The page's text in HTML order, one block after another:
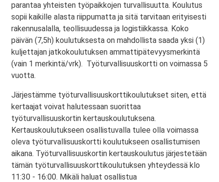
parantaa yhteisten työpaikkojen turvallisuutta. Koulutus
sopii kaikille alasta riippumatta ja sitä tarvitaan erityisesti
rakennusalalla, teollisuudessa ja logistiikkassa. Koko
päivän (7,5h) koulutuksesta on mahdollista saada yksi (1)
kuljettajan jatkokoulutuksen ammattipätevyysmerkintä
(vain 1 merkintä/vrk). Työturvallisuuskortti on voimassa 5
vuotta.
Järjestämme työturvallisuuskorttikoulutukset siten, että
kertaajat voivat halutessaan suorittaa
työturvallisuuskortin kertauskoulutuksena.
Kertauskoulutukseen osallistuvalla tulee olla voimassa
oleva työturvallisuuskortti koulutukseen osallistumisen
aikana. Työturvallisuuskortin kertauskoulutus järjestetään
tämän työturvallisuuskorttikoulutuksen yhteydessä klo
11:30 - 16:00. Mikäli haluat osallistua